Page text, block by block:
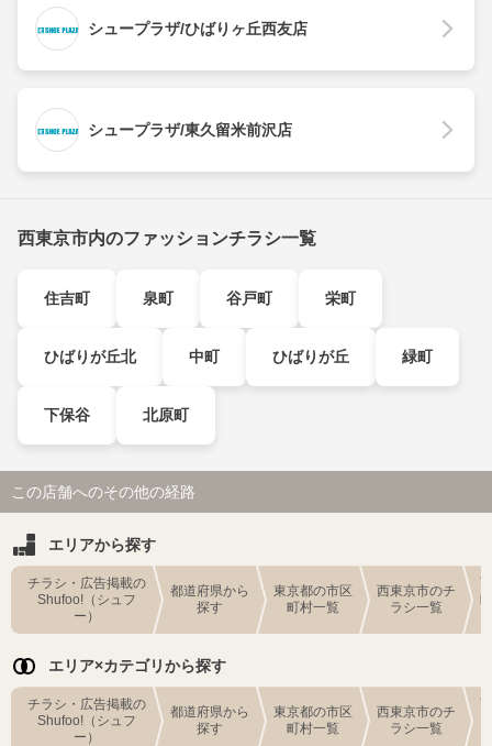
シュープラザ/ひばりヶ丘西友店
シュープラザ/東久留米前沢店
西東京市内のファッションチラシ一覧
住吉町 泉町 谷戸町 栄町
ひばりが丘北 中町 ひばりが丘 緑町
下保谷 北原町
この店舗へのその他の経路
エリアから探す
チラシ・広告掲載の
Shufoo!（シュフ
ー）
都道府県から
探す
東京都の市区
町村一覧
西東京市のチ
ラシ一覧
エリア×カテゴリから探す
チラシ・広告掲載の
Shufoo!（シュフ
ー）
都道府県から
探す
東京都の市区
町村一覧
西東京市のチ
ラシ一覧